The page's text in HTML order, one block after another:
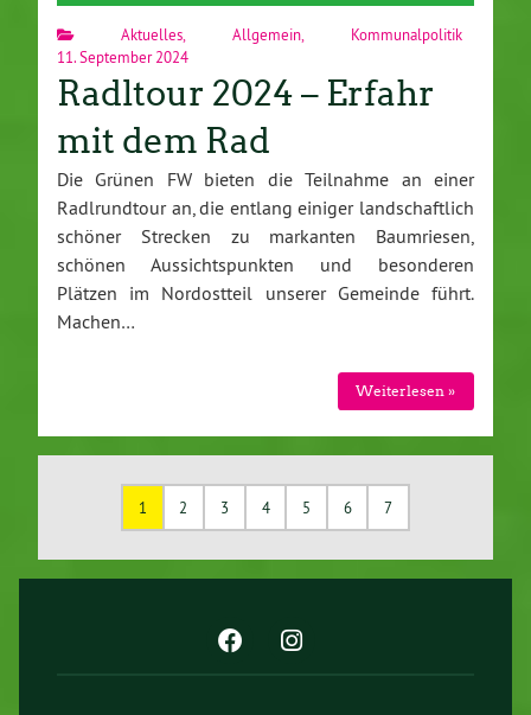
Aktuelles, Allgemein, Kommunalpolitik
11. September 2024
Radltour 2024 – Erfahr
mit dem Rad
Die Grünen FW bieten die Teilnahme an einer
Radlrundtour an, die entlang einiger landschaftlich
schöner Strecken zu markanten Baumriesen,
schönen Aussichtspunkten und besonderen
Plätzen im Nordostteil unserer Gemeinde führt.
Machen…
Weiterlesen »
1 2 3 4 5 6 7